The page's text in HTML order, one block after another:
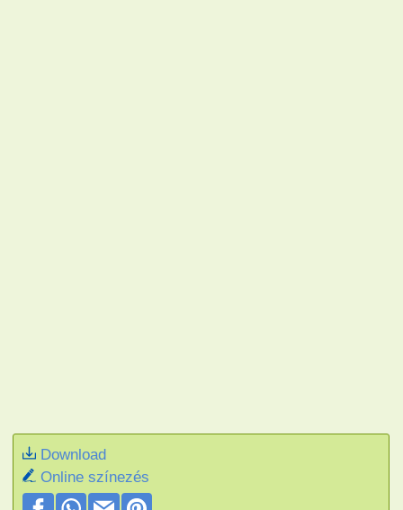
Download
Online színezés